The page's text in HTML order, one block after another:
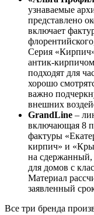
узнаваемые
представлено
включает
Серия
антик-
подходят для
хорошо
важно
внешних
GrandLine –
включающая 8
фактуры
кирпич» и
на
для домов с
Материал
заявленный
Все три бренда